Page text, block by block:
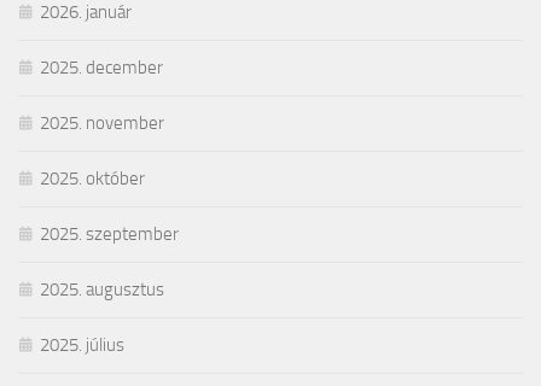
2026. január
2025. december
2025. november
2025. október
2025. szeptember
2025. augusztus
2025. július